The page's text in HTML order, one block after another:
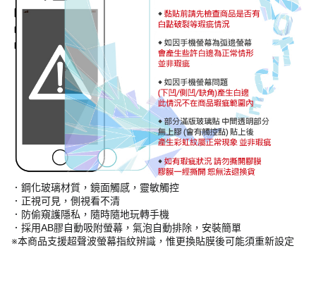
．鋼化玻璃材質，鏡面觸感，靈敏觸控
．正視可見，側視看不清
．防偷窺護隱私，隨時隨地玩轉手機
．採用AB膠自動吸附螢幕，氣泡自動排除，安裝簡單
※本商品支援超聲波螢幕指紋辨識，惟更換貼膜後可能須重新設定